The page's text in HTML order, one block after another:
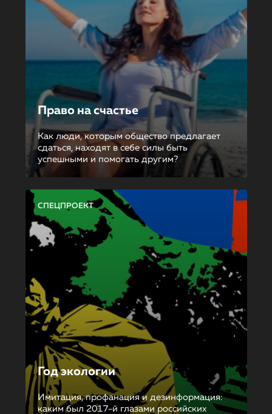
Право на счастье
Как люди, которым общество предлагает
сдаться, находят в себе силы быть
успешными и помогать другим?
СПЕЦПРОЕКТ
Год экологии
Имитация, профанация и дезинформация:
каким был 2017-й глазами российских